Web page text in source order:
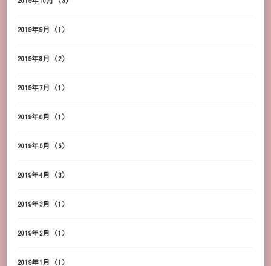
2019年9月 (1)
2019年8月 (2)
2019年7月 (1)
2019年6月 (1)
2019年5月 (5)
2019年4月 (3)
2019年3月 (1)
2019年2月 (1)
2019年1月 (1)